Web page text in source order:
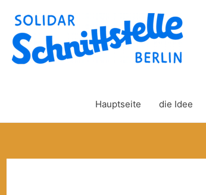
Hauptseite die Idee